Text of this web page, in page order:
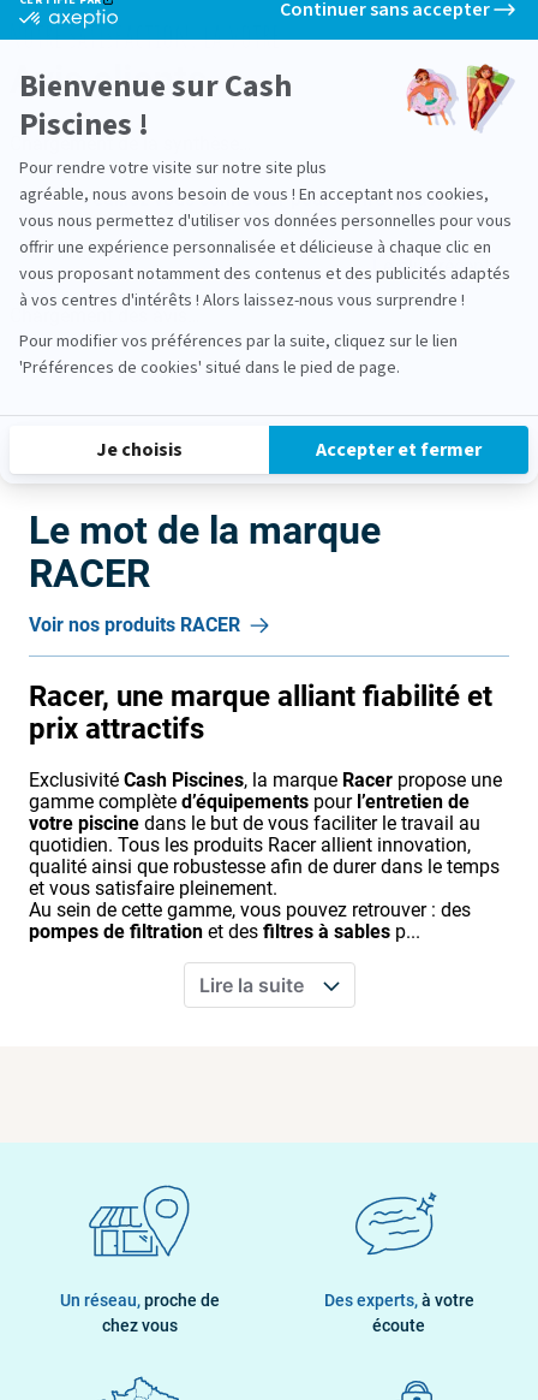
certifié
En
plus
Axeptio
Continuer sans accepter
Bienvenue sur Cash
Piscines !
Pour rendre votre visite sur notre site plus
agréable, nous avons besoin de vous ! En acceptant nos cookies,
vous nous permettez d'utiliser vos données personnelles pour vous
offrir une expérience personnalisée et délicieuse à chaque clic en
vous proposant notamment des contenus et des publicités adaptés
à vos centres d'intérêts ! Alors laissez-nous vous surprendre !
Plateforme de Gestion du Consentement : Personnalisez
Pour modifier vos préférences par la suite, cliquez sur le lien
'Préférences de cookies' situé dans le pied de page.
Je choisis Accepter et fermer
Axeptio consent
cas contraire, les mesures erronées peuvent entraîner
déséquilibre de la concentration en désinfectant
(apparition d'une eau trouble, détérioration des
équipements...). Pour éviter cela, servez-vous de lasolution
Notre satisfaction, la votre
Avis clients
Veuillez vous connecter pour écrire un avis.
Le plus récent
Le mot de la marque
RACER
Voir nos produits RACER
Racer, une marque alliant fiabilité et
prix attractifs
Exclusivité Cash Piscines, la marque Racer propose une
gamme complète d’équipements pour l’entretien de
votre piscine dans le but de vous faciliter le travail au
quotidien. Tous les produits Racer allient innovation,
qualité ainsi que robustesse afin de durer dans le temps
et vous satisfaire pleinement.
Au sein de cette gamme, vous pouvez retrouver : des
pompes de filtration et des filtres à sables p...
Lire la suite
Un réseau,proche de
chez vous
Des experts,à votre
écoute